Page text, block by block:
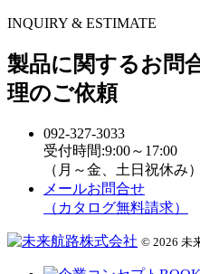
INQUIRY & ESTIMATE
製品に関するお問
理のご依頼
092-327-3033
受付時間:9:00～17:00
（月～金、土日祝休み）
メールお問合せ
（カタログ無料請求）
© 2026 未